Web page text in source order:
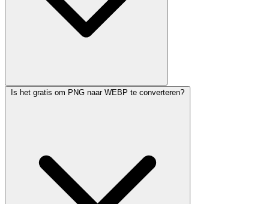
Is het gratis om PNG naar WEBP te converteren?